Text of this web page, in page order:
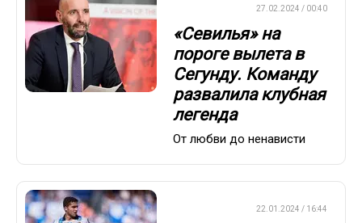
27.02.2024 / 00:40
«Севилья» на
пороге вылета в
Сегунду. Команду
развалила клубная
легенда
От любви до ненависти
22.01.2024 / 16:44